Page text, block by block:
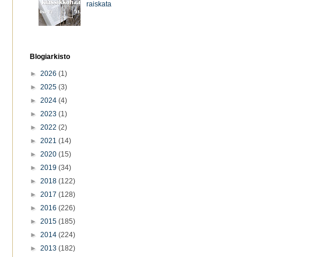
raiskata
Blogiarkisto
► 2026 (1)
► 2025 (3)
► 2024 (4)
► 2023 (1)
► 2022 (2)
► 2021 (14)
► 2020 (15)
► 2019 (34)
► 2018 (122)
► 2017 (128)
► 2016 (226)
► 2015 (185)
► 2014 (224)
► 2013 (182)